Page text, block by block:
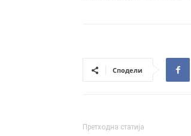
Сподели
Претходна статија